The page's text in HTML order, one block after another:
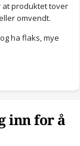
at produktet tover
omvendt.
ha flaks, mye
inn for å